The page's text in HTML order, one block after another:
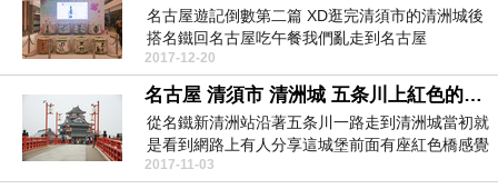
名古屋遊記倒數第二篇 XD逛完清須市的清洲城後
搭名鐵回名古屋吃午餐我們亂走到名古屋
TOWERS PL...
2017-12-20
名古屋 清須市 清洲城 五条川上紅色的大手橋
從名鐵新清洲站沿著五条川一路走到清洲城當初就
是看到網路上有人分享這城堡前面有座紅色橋感覺
很宮崎駿，讓...
2017-11-03